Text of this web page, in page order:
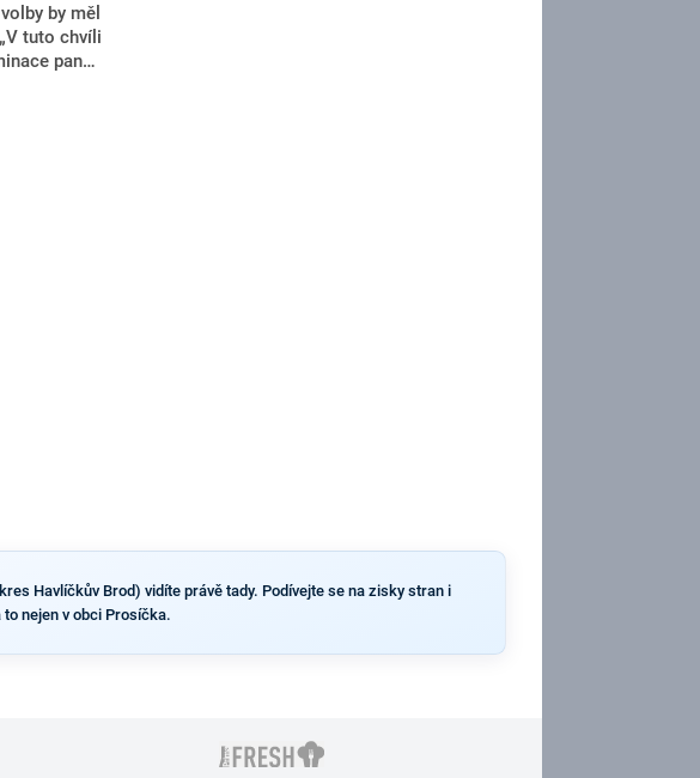
by měl
tuto chvíli
pana
pro
o
Havlíčkův Brod) vidíte právě tady. Podívejte se na zisky stran i
nejen v obci Prosíčka.